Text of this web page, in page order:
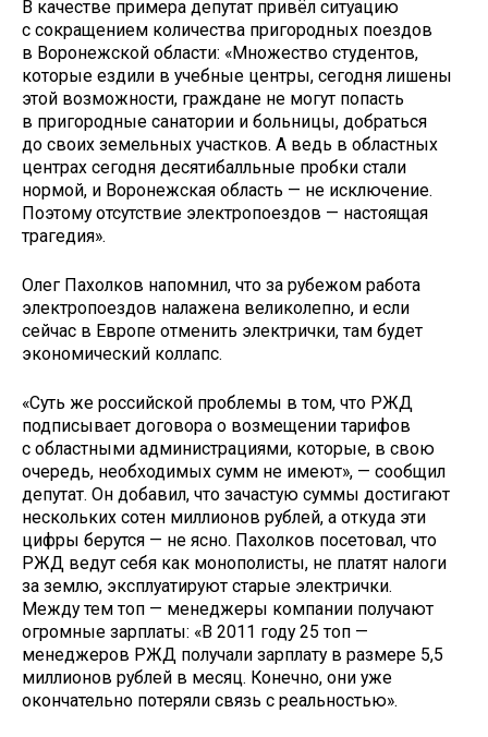
В качестве примера депутат привёл ситуацию
с сокращением количества пригородных поездов
в Воронежской области: «Множество студентов,
которые ездили в учебные центры, сегодня лишены
этой возможности, граждане не могут попасть
в пригородные санатории и больницы, добраться
до своих земельных участков. А ведь в областных
центрах сегодня десятибалльные пробки стали
нормой, и Воронежская область — не исключение.
Поэтому отсутствие электропоездов — настоящая
трагедия».
Олег Пахолков напомнил, что за рубежом работа
электропоездов налажена великолепно, и если
сейчас в Европе отменить электрички, там будет
экономический коллапс.
«Суть же российской проблемы в том, что РЖД
подписывает договора о возмещении тарифов
с областными администрациями, которые, в свою
очередь, необходимых сумм не имеют», — сообщил
депутат. Он добавил, что зачастую суммы достигают
нескольких сотен миллионов рублей, а откуда эти
цифры берутся — не ясно. Пахолков посетовал, что
РЖД ведут себя как монополисты, не платят налоги
за землю, эксплуатируют старые электрички.
Между тем топ — менеджеры компании получают
огромные зарплаты: «В 2011 году 25 топ —
менеджеров РЖД получали зарплату в размере 5,5
миллионов рублей в месяц. Конечно, они уже
окончательно потеряли связь с реальностью».